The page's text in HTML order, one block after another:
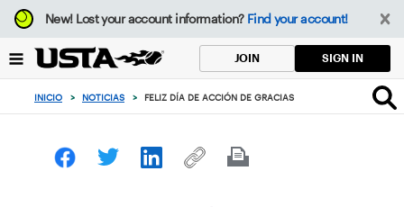
Enfoque
desde
botón
volver
principio
New!Lost your account information? Find your account!
JOIN SIGN IN
INICIO > NOTICIAS > FELIZ DÍA DE ACCIÓN DE GRACIAS